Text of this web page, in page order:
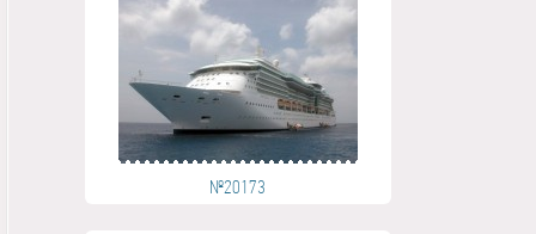
№20173